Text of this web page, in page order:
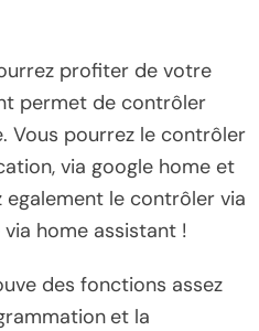
profiter de votre
permet de contrôler
Vous pourrez le contrôler
via google home et
egalement le contrôler via
home assistant !
des fonctions assez
et la